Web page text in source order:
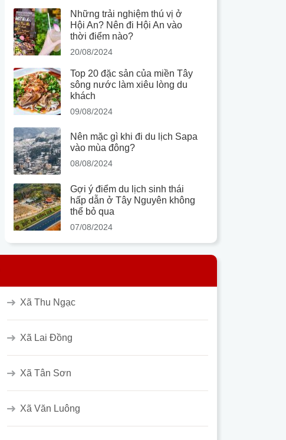
Những trải nghiệm thú vị ở
Hội An? Nên đi Hội An vào
thời điểm nào?
20/08/2024
Top 20 đặc sản của miền Tây
sông nước làm xiêu lòng du
khách
09/08/2024
Nên mặc gì khi đi du lịch Sapa
vào mùa đông?
08/08/2024
Gợi ý điểm du lịch sinh thái
hấp dẫn ở Tây Nguyên không
thể bỏ qua
07/08/2024
Xã Thu Ngạc
Xã Lai Đồng
Xã Tân Sơn
Xã Văn Luông